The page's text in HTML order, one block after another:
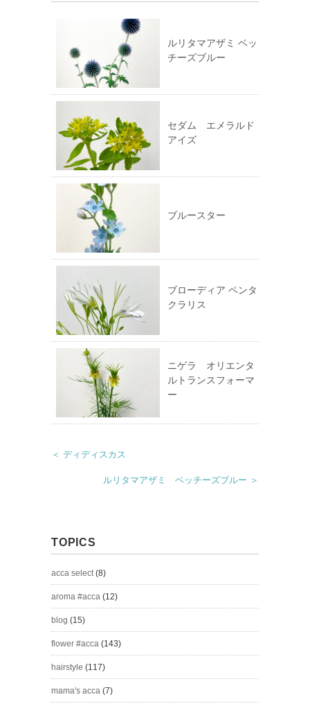
ウ
で
開
き
ま
す)
い
(新
し
い
ウ
ィ
ウ
で
開
き
ま
す)
ルリタマアザミ ベッ
チーズブルー
セダム エメラルド
アイズ
ブルースター
ブローディア ペンタ
クラリス
ニゲラ オリエンタ
ルトランスフォーマ
ー
＜ ディディスカス
ルリタマアザミ ベッチーズブルー ＞
TOPICS
acca select(8)
aroma #acca (12)
blog (15)
flower #acca (143)
hairstyle (117)
mama's acca (7)